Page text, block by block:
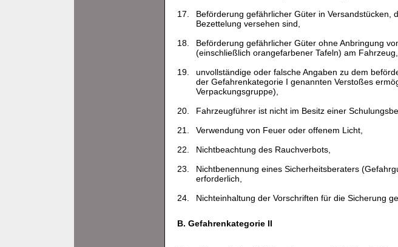
17.
Beförderung gefährlicher Güter in
Bezettelung versehen sind,
18.
Beförderung gefährlicher Güter ohne Anbringung
(einschließlich orangefarbener Tafeln) am Fahrzeug,
19.
unvollständige oder falsche Angaben zu dem
der Gefahrenkategorie I genannten Verstoßes
Verpackungsgruppe),
20.
Fahrzeugführer ist nicht im Besitz einer
21.
Verwendung von Feuer oder offenem Licht,
22.
Nichtbeachtung des Rauchverbots,
23.
Nichtbenennung eines Sicherheitsberaters
erforderlich,
24.
Nichteinhaltung der Vorschriften für die Sicherung
B. Gefahrenkategorie II